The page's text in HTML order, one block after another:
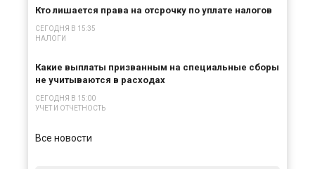
Кто лишается права на отсрочку по уплате налогов
СЕГОДНЯ В 15:35
НАЛОГИ
Какие выплаты призванным на специальные сборы
не учитываются в расходах
СЕГОДНЯ В 15:00
УЧЕТ И ОТЧЕТНОСТЬ
Все новости